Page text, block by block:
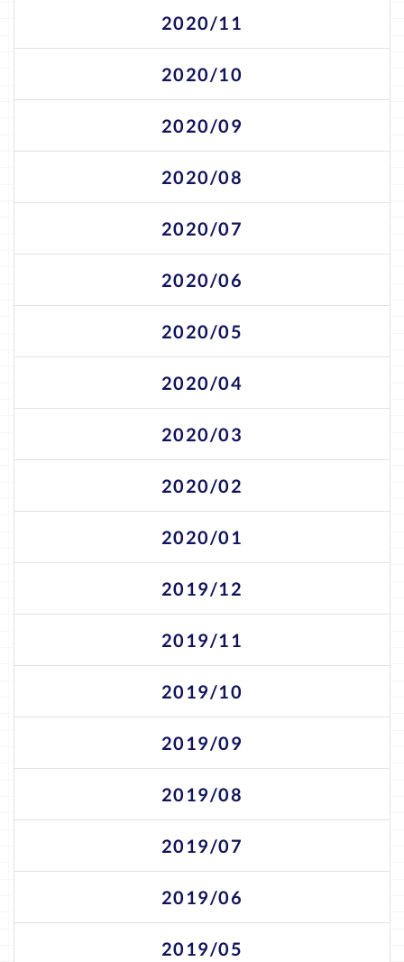
2020/11
2020/10
2020/09
2020/08
2020/07
2020/06
2020/05
2020/04
2020/03
2020/02
2020/01
2019/12
2019/11
2019/10
2019/09
2019/08
2019/07
2019/06
2019/05